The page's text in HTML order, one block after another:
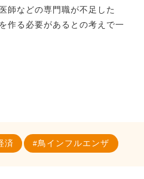
師などの専門職が不足した
作る必要があるとの考えで一
済 鳥インフルエンザ